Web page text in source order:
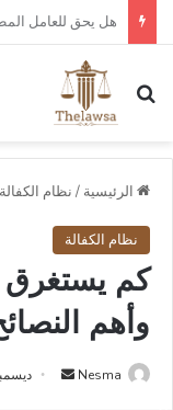
كم مدة قبول أو
بحث عن
الرئيسية / نظام الكفالة
نظام الكفالة
كم يستغرق
وأهم
Nesma
أرسل ديسمبر 12,